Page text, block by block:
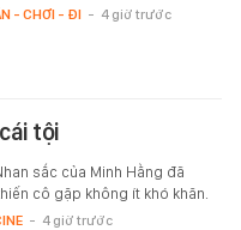
- CHƠI - ĐI - 4 giờ trước
tội
sắc của Minh Hằng đã
cô gặp không ít khó khăn.
- 4 giờ trước